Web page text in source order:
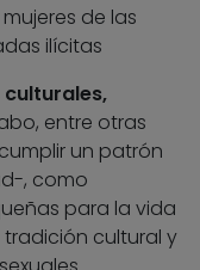
de las
ilícitas
entre otras
un patrón
, como
para la vida
cultural y